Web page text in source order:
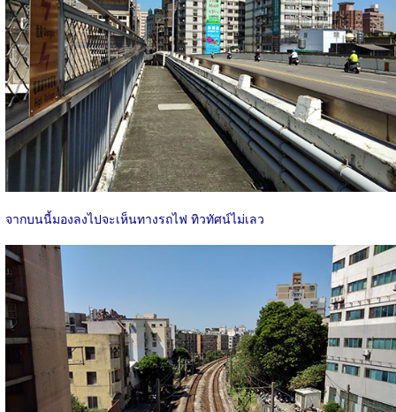
จากบนนี้มองลงไปจะเห็นทางรถไฟ ทิวทัศน์ไม่เลว